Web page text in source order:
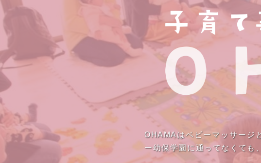
OHAMAはベビーマッサージ
ー幼保学園に通ってなくても